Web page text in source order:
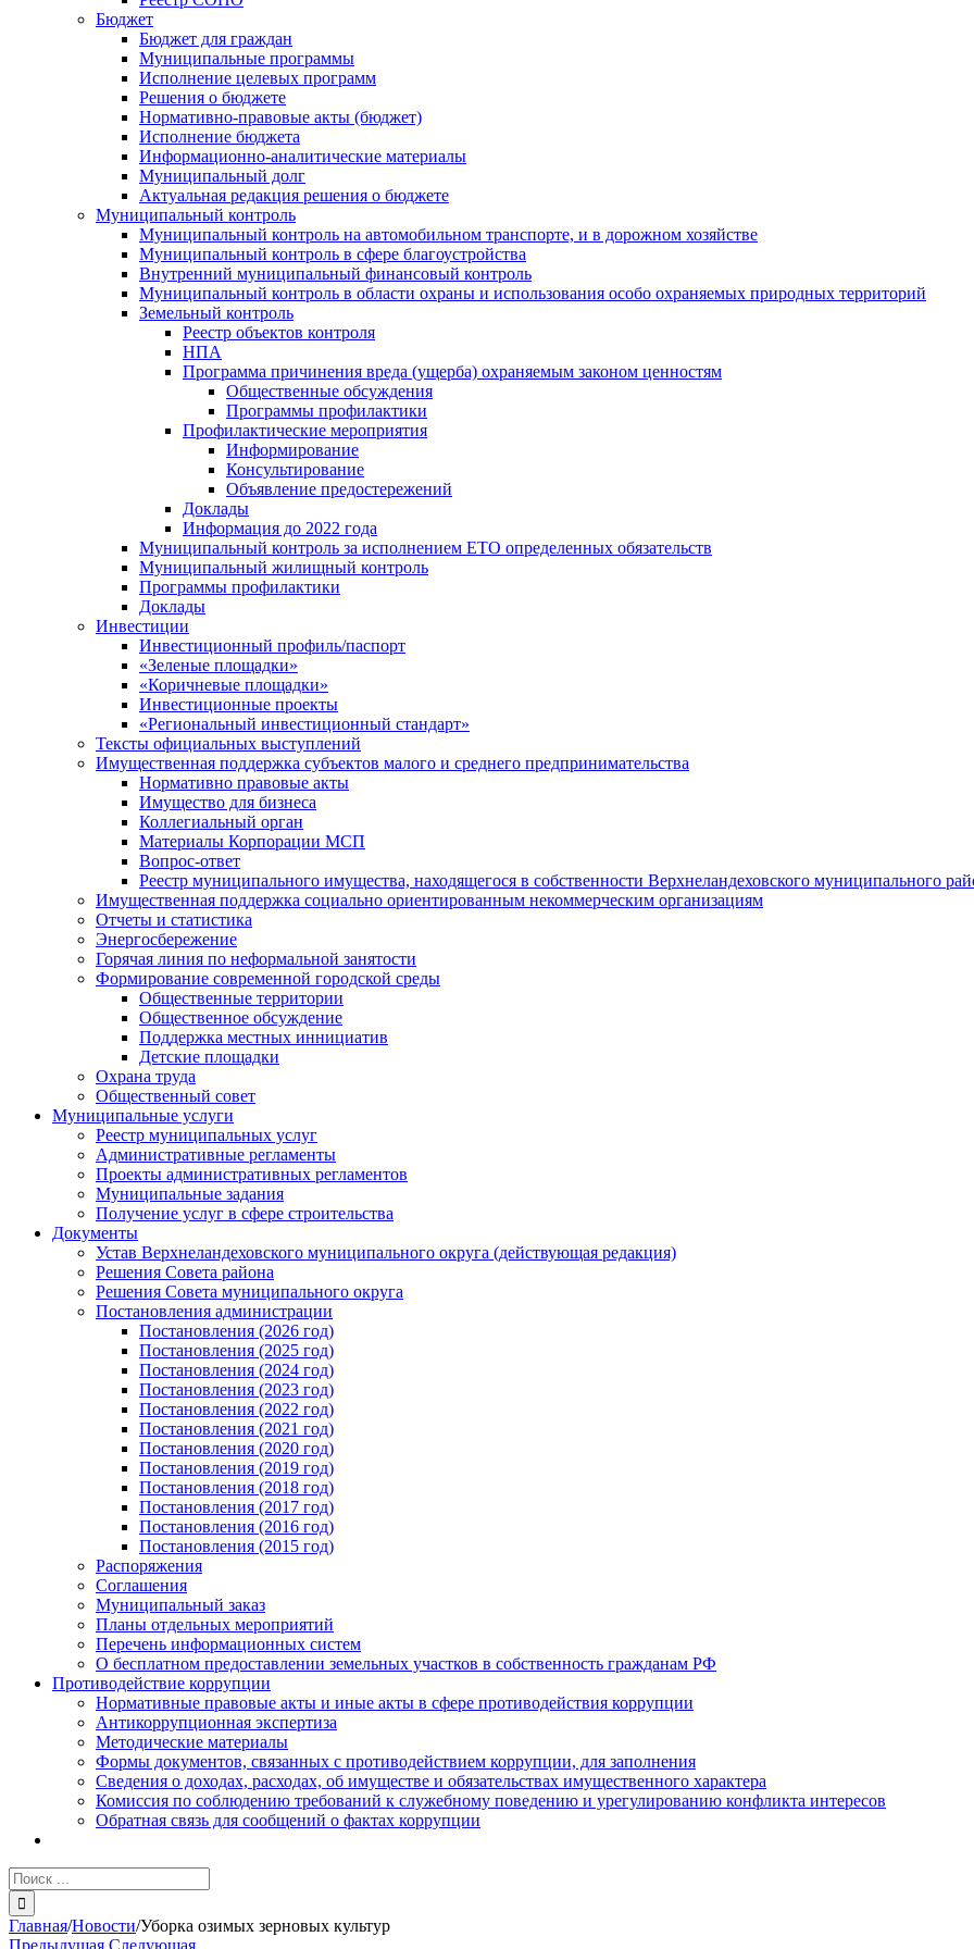
Бюджет
Бюджет для граждан
Муниципальные программы
Исполнение целевых программ
Решения о бюджете
Нормативно-правовые акты (бюджет)
Исполнение бюджета
Информационно-аналитические материалы
Муниципальный долг
Актуальная редакция решения о бюджете
Муниципальный контроль
Муниципальный контроль на автомобильном транспорте, и в дорожном хозяйстве
Муниципальный контроль в сфере благоустройства
Внутренний муниципальный финансовый контроль
Муниципальный контроль в области охраны и использования особо охраняемых природных территорий
Земельный контроль
Реестр объектов контроля
НПА
Программа причинения вреда (ущерба) охраняемым законом ценностям
Общественные обсуждения
Программы профилактики
Профилактические мероприятия
Информирование
Консультирование
Объявление предостережений
Доклады
Информация до 2022 года
Муниципальный контроль за исполнением ЕТО определенных обязательств
Муниципальный жилищный контроль
Программы профилактики
Доклады
Инвестиции
Инвестиционный профиль/паспорт
«Зеленые площадки»
«Коричневые площадки»
Инвестиционные проекты
«Региональный инвестиционный стандарт»
Тексты официальных выступлений
Имущественная поддержка субъектов малого и среднего предпринимательства
Нормативно правовые акты
Имущество для бизнеса
Коллегиальный орган
Материалы Корпорации МСП
Вопрос-ответ
Реестр муниципального имущества, находящегося в собственности Верхнеландеховского муниципального
Имущественная поддержка социально ориентированным некоммерческим организациям
Отчеты и статистика
Энергосбережение
Горячая линия по неформальной занятости
Формирование современной городской среды
Общественные территории
Общественное обсуждение
Поддержка местных иннициатив
Детские площадки
Охрана труда
Общественный совет
Муниципальные услуги
Реестр муниципальных услуг
Административные регламенты
Проекты административных регламентов
Муниципальные задания
Получение услуг в сфере строительства
Документы
Устав Верхнеландеховского муниципального округа (действующая редакция)
Решения Совета района
Решения Совета муниципального округа
Постановления администрации
Постановления (2026 год)
Постановления (2025 год)
Постановления (2024 год)
Постановления (2023 год)
Постановления (2022 год)
Постановления (2021 год)
Постановления (2020 год)
Постановления (2019 год)
Постановления (2018 год)
Постановления (2017 год)
Постановления (2016 год)
Постановления (2015 год)
Распоряжения
Соглашения
Муниципальный заказ
Планы отдельных мероприятий
Перечень информационных систем
О бесплатном предоставлении земельных участков в собственность гражданам РФ
Противодействие коррупции
Нормативные правовые акты и иные акты в сфере противодействия коррупции
Антикоррупционная экспертиза
Методические материалы
Формы документов, связанных с противодействием коррупции, для заполнения
Сведения о доходах, расходах, об имуществе и обязательствах имущественного характера
Комиссия по соблюдению требований к служебному поведению и урегулированию конфликта интересов
Обратная связь для сообщений о фактах коррупции
Результат
поиска:
Главная/Новости/Уборка озимых зерновых культур
Предыдущая Следующая